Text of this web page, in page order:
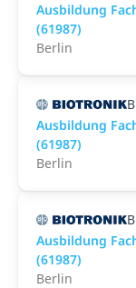
Ausbildung
(61987)
Berlin
Ausbildung
(61987)
Berlin
Ausbildung
(61987)
Berlin